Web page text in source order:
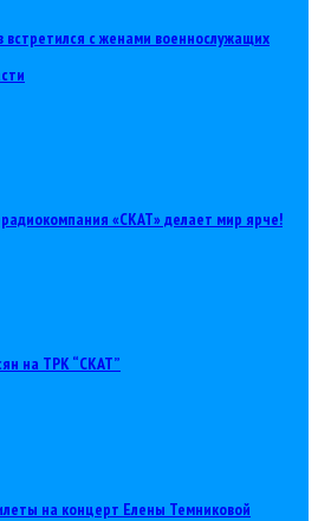
встретился с женами военнослужащих
«СКАТ» делает мир ярче!
на ТРК “СКАТ”
на концерт Елены Темниковой